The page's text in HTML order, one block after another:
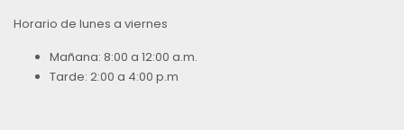
Horario de lunes a viernes
Mañana: 8:00 a 12:00 a.m.
Tarde: 2:00 a 4:00 p.m